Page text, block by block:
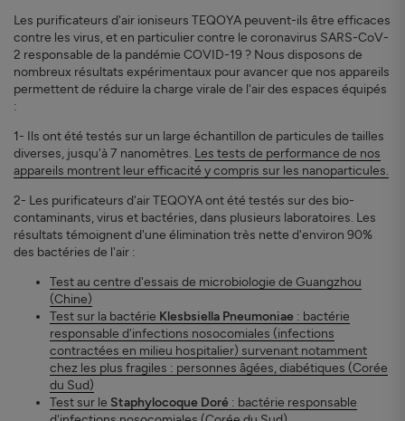
Les purificateurs d'air ioniseurs TEQOYA peuvent-ils être efficaces
contre les virus, et en particulier contre le coronavirus SARS-CoV-
2 responsable de la pandémie COVID-19 ? Nous disposons de
nombreux résultats expérimentaux pour avancer que nos appareils
permettent de réduire la charge virale de l'air des espaces équipés
:
1- Ils ont été testés sur un large échantillon de particules de tailles
diverses, jusqu'à 7 nanomètres. Les tests de performance de nos
appareils montrent leur efficacité y compris sur les nanoparticules.
2- Les purificateurs d'air TEQOYA ont été testés sur des bio-
contaminants, virus et bactéries, dans plusieurs laboratoires. Les
résultats témoignent d'une élimination très nette d'environ 90%
des bactéries de l'air :
Test au centre d'essais de microbiologie de Guangzhou
(Chine)
Test sur la bactérie Klesbsiella Pneumoniae : bactérie
responsable d'infections nosocomiales (infections
contractées en milieu hospitalier) survenant notamment
chez les plus fragiles : personnes âgées, diabétiques (Corée
du Sud)
Test sur le Staphylocoque Doré : bactérie responsable